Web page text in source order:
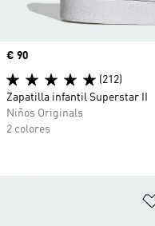
Precio
€ 90
(212)
Zapatilla infantil Superstar II
Niños Originals
2 colores